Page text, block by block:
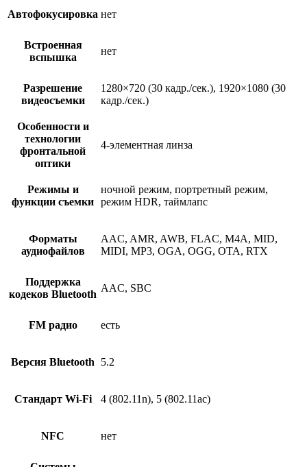
Автофокусировка нет
Встроенная
вспышка
нет
Разрешение
видеосъемки
1280×720 (30 кадр./сек.), 1920×1080 (30
кадр./сек.)
Особенности и
технологии
фронтальной
оптики
4-элементная линза
Режимы и
функции съемки
ночной режим, портретный режим,
режим HDR, таймлапс
Форматы
аудиофайлов
AAC, AMR, AWB, FLAC, M4A, MID,
MIDI, MP3, OGA, OGG, OTA, RTX
Поддержка
кодеков Bluetooth
AAC, SBC
FM радио есть
Версия Bluetooth 5.2
Стандарт Wi-Fi 4 (802.11n), 5 (802.11ac)
NFC нет